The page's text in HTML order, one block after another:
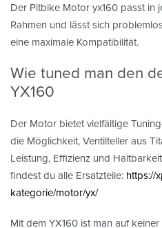
Der Pitbike Motor yx160 passt in
Rahmen und lässt sich
eine maximale Kompatibilität.
Wie tuned man den
YX160
Der Motor bietet vielfältige
die Möglichkeit, Ventilteller aus
Leistung, Effizienz und
findest du alle Ersatzteile: https://
kategorie/motor/yx/
Mit dem YX160 ist man auf